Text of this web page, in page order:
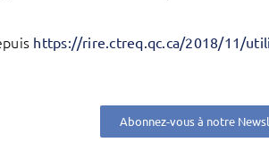
https://rire.ctreq.qc.ca/2018/11/
Abonnez-vous à notre